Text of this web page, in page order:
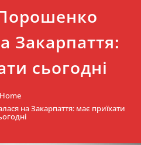
Закарпаття:
сьогодні
Home
на Закарпаття: має приїхати